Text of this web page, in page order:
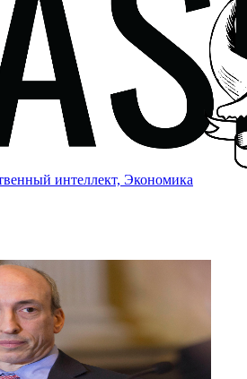
интеллект, Экономика